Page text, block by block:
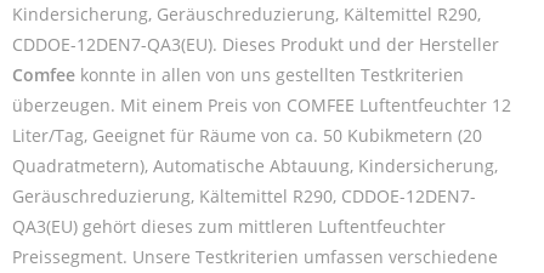
Kindersicherung, Geräuschreduzierung, Kältemittel R290,
CDDOE-12DEN7-QA3(EU). Dieses Produkt und der Hersteller
Comfee konnte in allen von uns gestellten Testkriterien
überzeugen. Mit einem Preis von COMFEE Luftentfeuchter 12
Liter/Tag, Geeignet für Räume von ca. 50 Kubikmetern (20
Quadratmetern), Automatische Abtauung, Kindersicherung,
Geräuschreduzierung, Kältemittel R290, CDDOE-12DEN7-
QA3(EU) gehört dieses zum mittleren Luftentfeuchter
Preissegment. Unsere Testkriterien umfassen verschiedene